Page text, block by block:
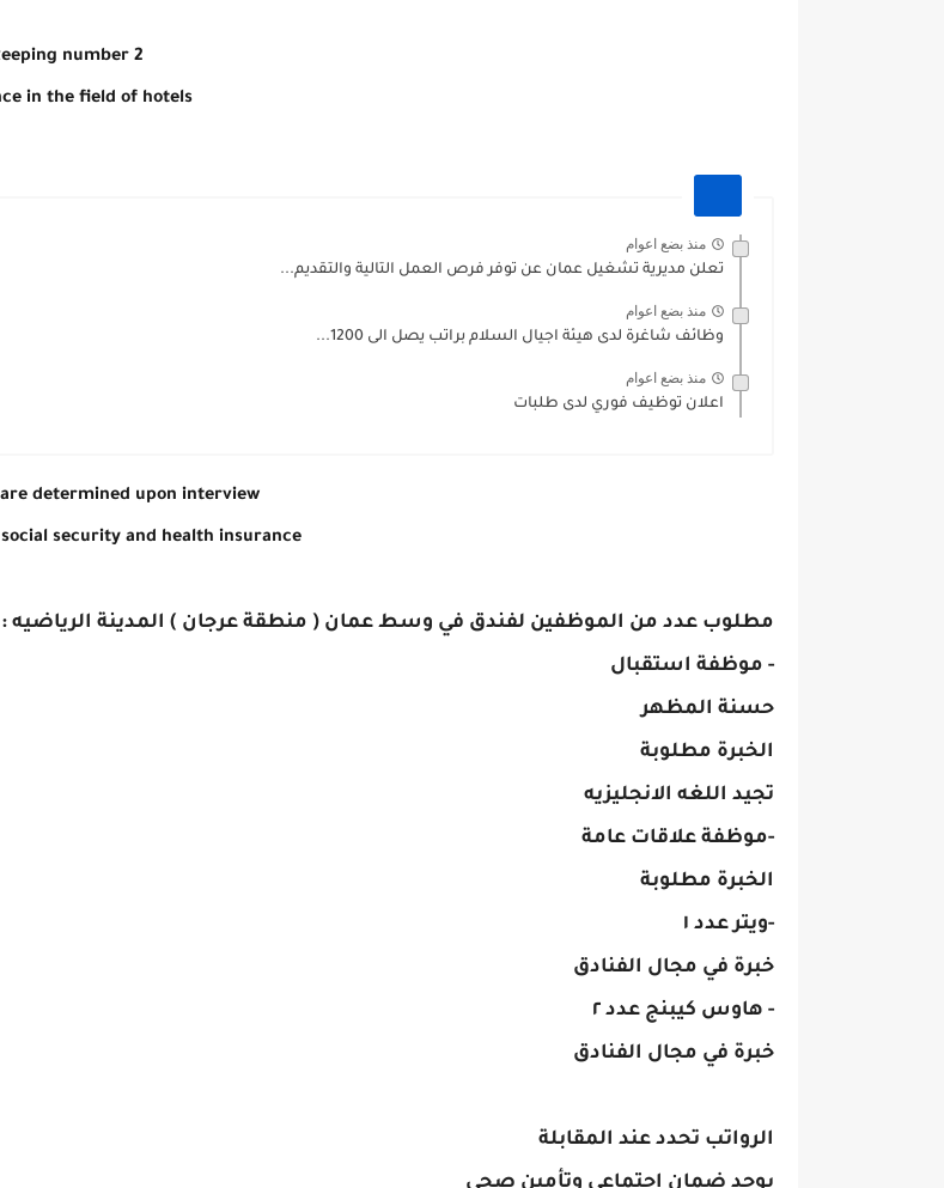
number 2
in the field of hotels
منذ بضع اعوام
تعلن مديرية تشغيل عمان عن توفر فرص العمل التالية والتقديم...
منذ بضع اعوام
وظائف شاغرة لدى هيئة اجيال السلام براتب يصل الى 1200...
منذ بضع اعوام
اعلان توظيف فوري لدى طلبات
determined upon interview
social security and health insurance
مطلوب عدد من الموظفين لفندق في وسط عمان ( منطقة عرجان ) المدينة الرياضيه :
- موظفة استقبال
حسنة المظهر
الخبرة مطلوبة
تجيد اللغه الانجليزيه
-موظفة علاقات عامة
الخبرة مطلوبة
-ويتر عدد ١
خبرة في مجال الفنادق
- هاوس كيبنج عدد ٢
خبرة في مجال الفنادق
الرواتب تحدد عند المقابلة
يوجد ضمان اجتماعي وتأمين صحي